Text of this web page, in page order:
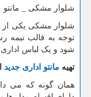
شلوار مشکی _
شلوار مشکی یکی از
توجه به قالب نیمه
شود و یک لباس اداری
تهیه مانتو اداری جدید
همان گونه که می